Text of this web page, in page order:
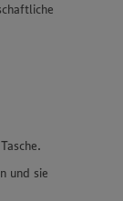
und sie